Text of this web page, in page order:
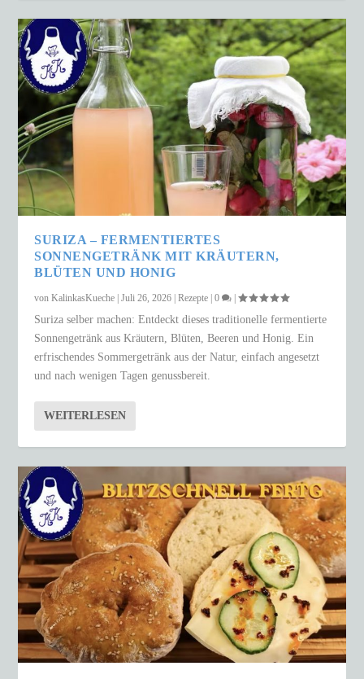
SURIZA – FERMENTIERTES
SONNENGETRÄNK MIT KRÄUTERN,
BLÜTEN UND HONIG
vonKalinkasKueche |Juli 26, 2026 |Rezepte |0 |
Suriza selber machen: Entdeckt dieses traditionelle fermentierte
Sonnengetränk aus Kräutern, Blüten, Beeren und Honig. Ein
erfrischendes Sommergetränk aus der Natur, einfach angesetzt
und nach wenigen Tagen genussbereit.
WEITERLESEN